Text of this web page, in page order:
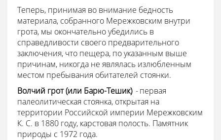
Теперь, принимая во внимание бедность
материала, собранного Мережковским внутри
грота, мы окончательно убедились в
справедливости своего предварительного
заключения, что пещера, по указанным выше
причинам, никогда не являлась излюбленным
местом пребывания обитателей стоянки.
Волчий грот (или Барю-Тешик) - первая
палеолитическая стоянка, открытая на
территории Российской империи Мережковским
К. С. в 1880 году, карстовая полость. Памятник
природы с 1972 года.